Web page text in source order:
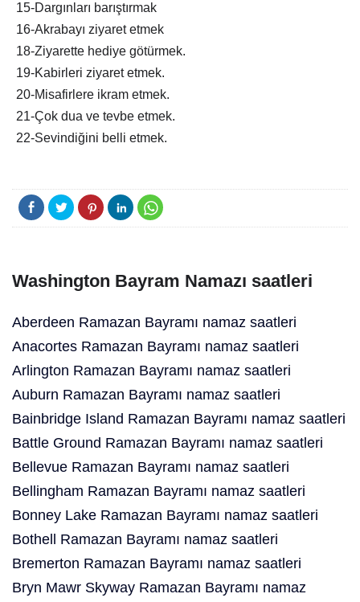
15-Dargınları barıştırmak
16-Akrabayı ziyaret etmek
18-Ziyarette hediye götürmek.
19-Kabirleri ziyaret etmek.
20-Misafirlere ikram etmek.
21-Çok dua ve tevbe etmek.
22-Sevindiğini belli etmek.
Washington Bayram Namazı saatleri
Aberdeen Ramazan Bayramı namaz saatleri
Anacortes Ramazan Bayramı namaz saatleri
Arlington Ramazan Bayramı namaz saatleri
Auburn Ramazan Bayramı namaz saatleri
Bainbridge Island Ramazan Bayramı namaz saatleri
Battle Ground Ramazan Bayramı namaz saatleri
Bellevue Ramazan Bayramı namaz saatleri
Bellingham Ramazan Bayramı namaz saatleri
Bonney Lake Ramazan Bayramı namaz saatleri
Bothell Ramazan Bayramı namaz saatleri
Bremerton Ramazan Bayramı namaz saatleri
Bryn Mawr Skyway Ramazan Bayramı namaz